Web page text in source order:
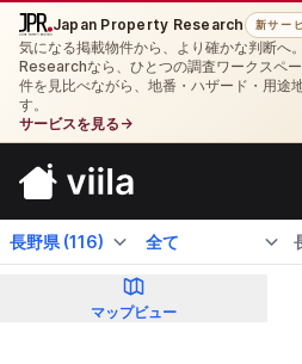
Japan Property Research 新サー
気になる掲載物件から、より確かな判断
Researchなら、ひとつの調査ワークスペ
件を見比べながら、地番・ハザード・用途
す。
サービスを見る →
航空写真
マップビュー